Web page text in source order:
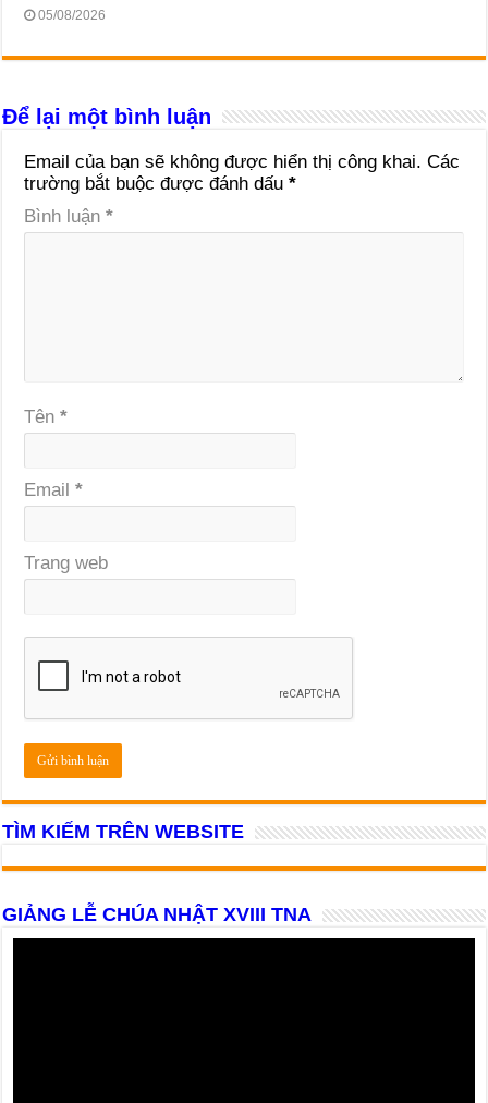
05/08/2026
Để lại một bình luận
Email của bạn sẽ không được hiển thị công khai. Các
trường bắt buộc được đánh dấu*
Bình luận*
Tên*
Email*
Trang web
TÌM KIẾM TRÊN WEBSITE
GIẢNG LỄ CHÚA NHẬT XVIII TNA